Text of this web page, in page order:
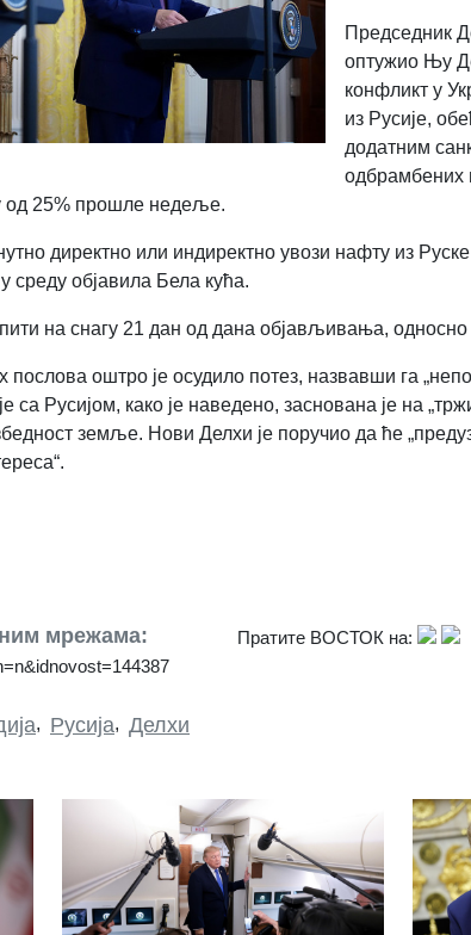
Председник
оптужио Њу
конфликт у
из Русије,
додатним
одбрамбених
од 25% прошле недеље.
директно или индиректно увози нафту из Руске
среду објавила Бела кућа.
на снагу 21 дан од дана објављивања, односно
послова оштро је осудило потез, назвавши га
са Русијом, како је наведено, заснована је на
земље. Нови Делхи је поручио да ће
мрежама: Пратите ВОСТОК на:
, Русија, Делхи